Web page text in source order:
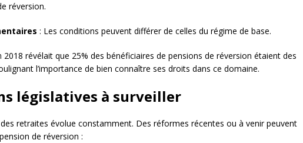
réversion.
: Les conditions peuvent différer de celles du régime de base.
2018 révélait que 25% des bénéficiaires de pensions de réversion étaient des
l’importance de bien connaître ses droits dans ce domaine.
législatives à surveiller
retraites évolue constamment. Des réformes récentes ou à venir peuvent
de réversion :